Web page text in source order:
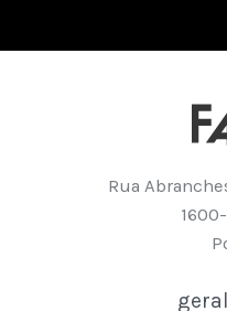
Rua